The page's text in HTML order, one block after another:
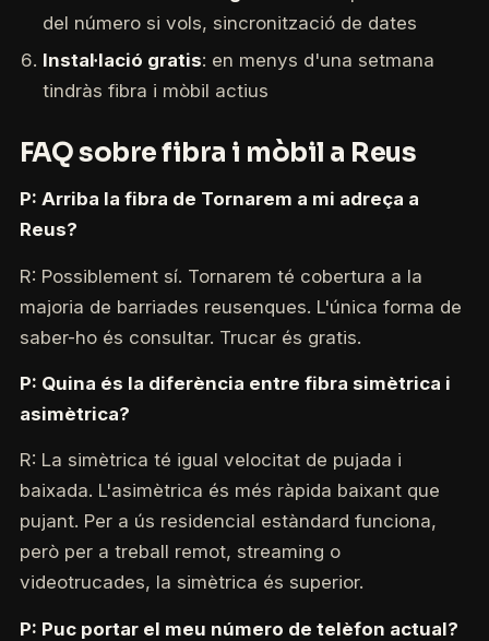
del número si vols, sincronització de dates
Instal·lació gratis: en menys d'una setmana
tindràs fibra i mòbil actius
FAQ sobre fibra i mòbil a Reus
P: Arriba la fibra de Tornarem a mi adreça a
Reus?
R: Possiblement sí. Tornarem té cobertura a la
majoria de barriades reusenques. L'única forma de
saber-ho és consultar. Trucar és gratis.
P: Quina és la diferència entre fibra simètrica i
asimètrica?
R: La simètrica té igual velocitat de pujada i
baixada. L'asimètrica és més ràpida baixant que
pujant. Per a ús residencial estàndard funciona,
però per a treball remot, streaming o
videotrucades, la simètrica és superior.
P: Puc portar el meu número de telèfon actual?